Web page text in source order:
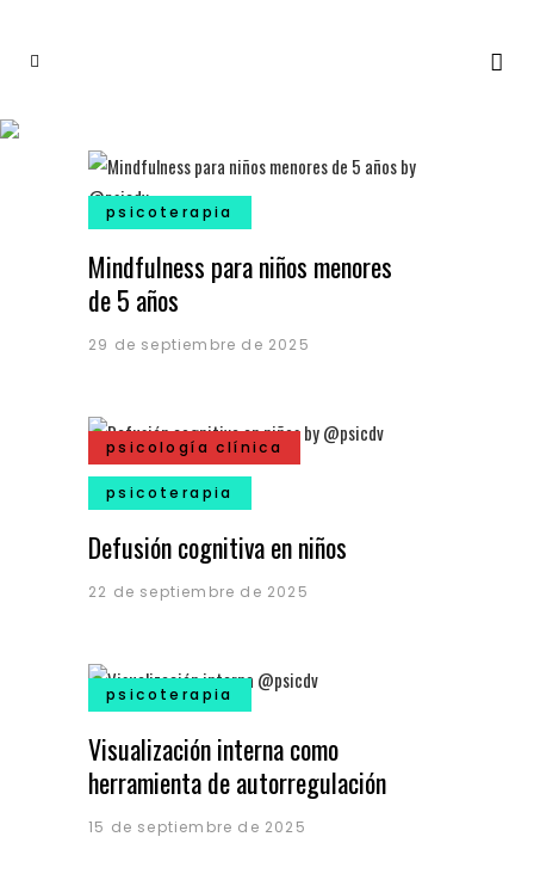
psicoterapia
Mindfulness para niños menores
de 5 años
29 de septiembre de 2025
psicología clínica
psicoterapia
Defusión cognitiva en niños
22 de septiembre de 2025
psicoterapia
Visualización interna como
herramienta de autorregulación
15 de septiembre de 2025